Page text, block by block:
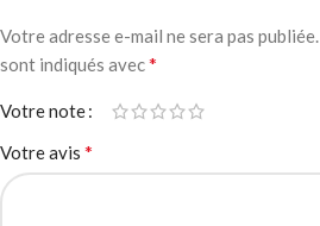
Votre adresse e-mail ne sera pas publiée.
sont indiqués avec*
Votre note
Votre avis *